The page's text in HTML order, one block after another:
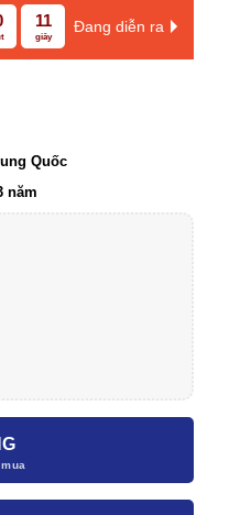
11
giây
Đang diễn ra
Quốc
năm